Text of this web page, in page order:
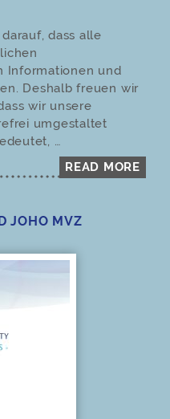
dass alle
Informationen und
Deshalb freuen wir
wir unsere
umgestaltet
…
READ MORE
JOHO MVZ